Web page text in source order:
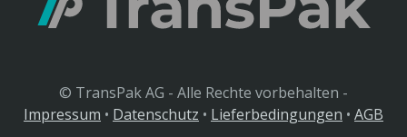
© TransPak AG - Alle Rechte vorbehalten -
Impressum • Datenschutz • Lieferbedingungen • AGB